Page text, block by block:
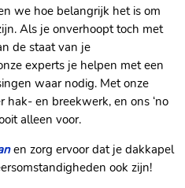
we hoe belangrijk het is om
Als je onverhoopt toch met
de staat van je
experts je helpen met een
waar nodig.​ Met onze
hak- en breekwerk, en ons ‘no
alleen voor.​
en zorg ervoor dat je dakkapel
ook zijn!